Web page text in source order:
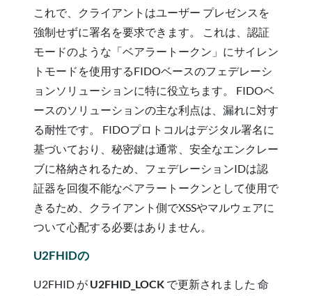
これで、クライアントはユーザー プレゼンスを
強制せずに署名を要求できます。 これは、認証
モードのような「ベアラートークン」にサイレン
トモードを使用するFIDOベースのフェデレーシ
ョンソリューションに特に役立ちます。 FIDOベ
ースのソリューションの主な利点は、漏れに対す
る耐性です。 FIDOプロトコルはデジタル署名に
基づいており、秘密鍵は通常、安全なエンクレー
ブに格納されるため、フェデレーションIDは認
証器を回復不能なベアラートークンとして使用で
きるため、クライアント側でXSSやマルウェアに
ついて心配する必要はありません。
U2FHIDの
U2FHID が U2FHID_LOCK で更新されました 命